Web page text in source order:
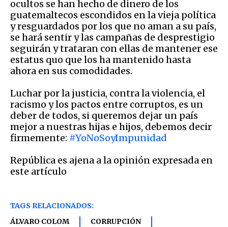
ocultos se han hecho de dinero de los
guatemaltecos escondidos en la vieja política
y resguardados por los que no aman a su país,
se hará sentir y las campañas de desprestigio
seguirán y trataran con ellas de mantener ese
estatus quo que los ha mantenido hasta
ahora en sus comodidades.
Luchar por la justicia, contra la violencia, el
racismo y los pactos entre corruptos, es un
deber de todos, si queremos dejar un país
mejor a nuestras hijas e hijos, debemos decir
firmemente: #YoNoSoyImpunidad
República es ajena a la opinión expresada en
este artículo
TAGS RELACIONADOS:
ÁLVARO COLOM
CORRUPCIÓN